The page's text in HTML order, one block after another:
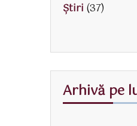
Știri (37)
Arhivă pe